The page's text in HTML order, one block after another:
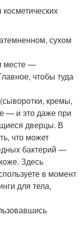
сухом
месте —
чтобы туда
кремы,
— и это даже при
дверцы. В
что может
бактерий —
Здесь
в момент
для тела,